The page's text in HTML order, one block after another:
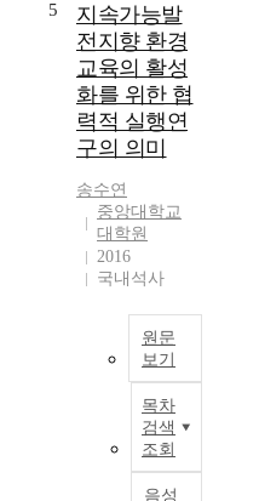
5
지속가능발
전지향 환경
교육의 활성
화를 위한 협
력적 실행연
구의 의미
송수연
중앙대학교
대학원
2016
국내석사
원문
보기
목차
검색
조회
음성